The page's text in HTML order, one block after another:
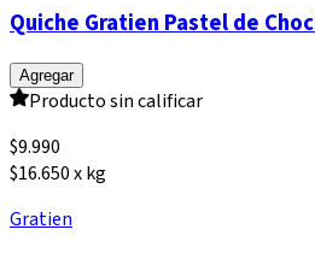
Quiche Gratien Pastel de
Agregar
Producto sin calificar
$9.990
$16.650 x kg
Gratien